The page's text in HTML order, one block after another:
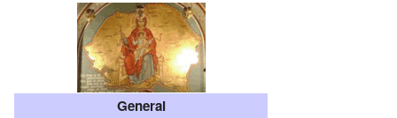
General